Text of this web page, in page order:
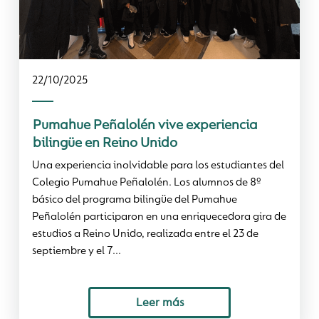
22/10/2025
Pumahue Peñalolén vive experiencia
bilingüe en Reino Unido
Una experiencia inolvidable para los estudiantes del
Colegio Pumahue Peñalolén. Los alumnos de 8º
básico del programa bilingüe del Pumahue
Peñalolén participaron en una enriquecedora gira de
estudios a Reino Unido, realizada entre el 23 de
septiembre y el 7...
Leer más